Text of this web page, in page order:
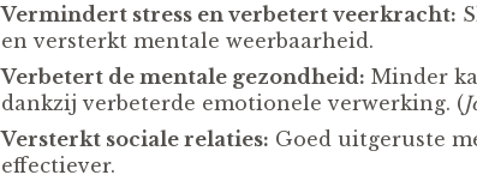
Vermindert stress en verbetert veerkracht:
en versterkt mentale weerbaarheid.
Verbetert de mentale gezondheid: Minder
dankzij verbeterde emotionele verwerking. (
Versterkt sociale relaties: Goed uitgeruste
effectiever.